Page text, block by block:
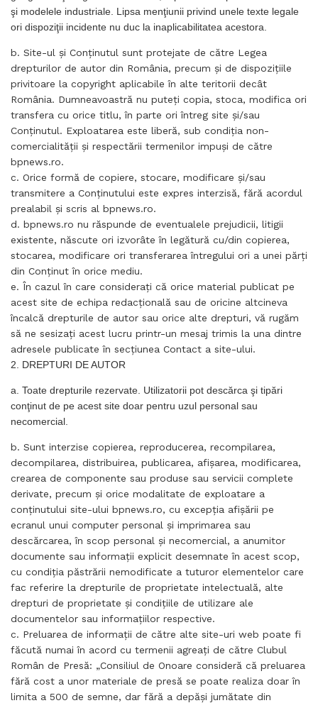
şi modelele industriale. Lipsa menţiunii privind unele texte legale
ori dispoziţii incidente nu duc la inaplicabilitatea acestora.
b. Site-ul şi Conţinutul sunt protejate de către Legea
drepturilor de autor din România, precum şi de dispoziţiile
privitoare la copyright aplicabile în alte teritorii decât
România. Dumneavoastră nu puteţi copia, stoca, modifica ori
transfera cu orice titlu, în parte ori întreg site şi/sau
Conţinutul. Exploatarea este liberă, sub condiţia non-
comercialităţii şi respectării termenilor impuşi de către
bpnews.ro.
c. Orice formă de copiere, stocare, modificare şi/sau
transmitere a Conţinutului este expres interzisă, fără acordul
prealabil şi scris al bpnews.ro.
d. bpnews.ro nu răspunde de eventualele prejudicii, litigii
existente, născute ori izvorâte în legătură cu/din copierea,
stocarea, modificare ori transferarea întregului ori a unei părţi
din Conţinut în orice mediu.
e. În cazul în care consideraţi că orice material publicat pe
acest site de echipa redacţională sau de oricine altcineva
încalcă drepturile de autor sau orice alte drepturi, vă rugăm
să ne sesizaţi acest lucru printr-un mesaj trimis la una dintre
adresele publicate în secţiunea Contact a site-ului.
2. DREPTURI DE AUTOR
a. Toate drepturile rezervate. Utilizatorii pot descărca şi tipări
conţinut de pe acest site doar pentru uzul personal sau
necomercial.
b. Sunt interzise copierea, reproducerea, recompilarea,
decompilarea, distribuirea, publicarea, afişarea, modificarea,
crearea de componente sau produse sau servicii complete
derivate, precum şi orice modalitate de exploatare a
conţinutului site-ului bpnews.ro, cu excepţia afişării pe
ecranul unui computer personal şi imprimarea sau
descărcarea, în scop personal şi necomercial, a anumitor
documente sau informaţii explicit desemnate în acest scop,
cu condiţia păstrării nemodificate a tuturor elementelor care
fac referire la drepturile de proprietate intelectuală, alte
drepturi de proprietate şi condiţiile de utilizare ale
documentelor sau informaţiilor respective.
c. Preluarea de informaţii de către alte site-uri web poate fi
făcută numai în acord cu termenii agreaţi de către Clubul
Român de Presă: „Consiliul de Onoare consideră că preluarea
fără cost a unor materiale de presă se poate realiza doar în
limita a 500 de semne, dar fără a depăşi jumătate din